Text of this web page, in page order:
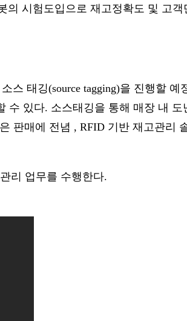
시험도입으로 재고정확도 및 고객
태깅(source tagging)을 진행할 예
있다. 소스태깅을 통해 매장 내 도
판매에 전념 , RFID 기반 재고관리
리 업무를 수행한다.